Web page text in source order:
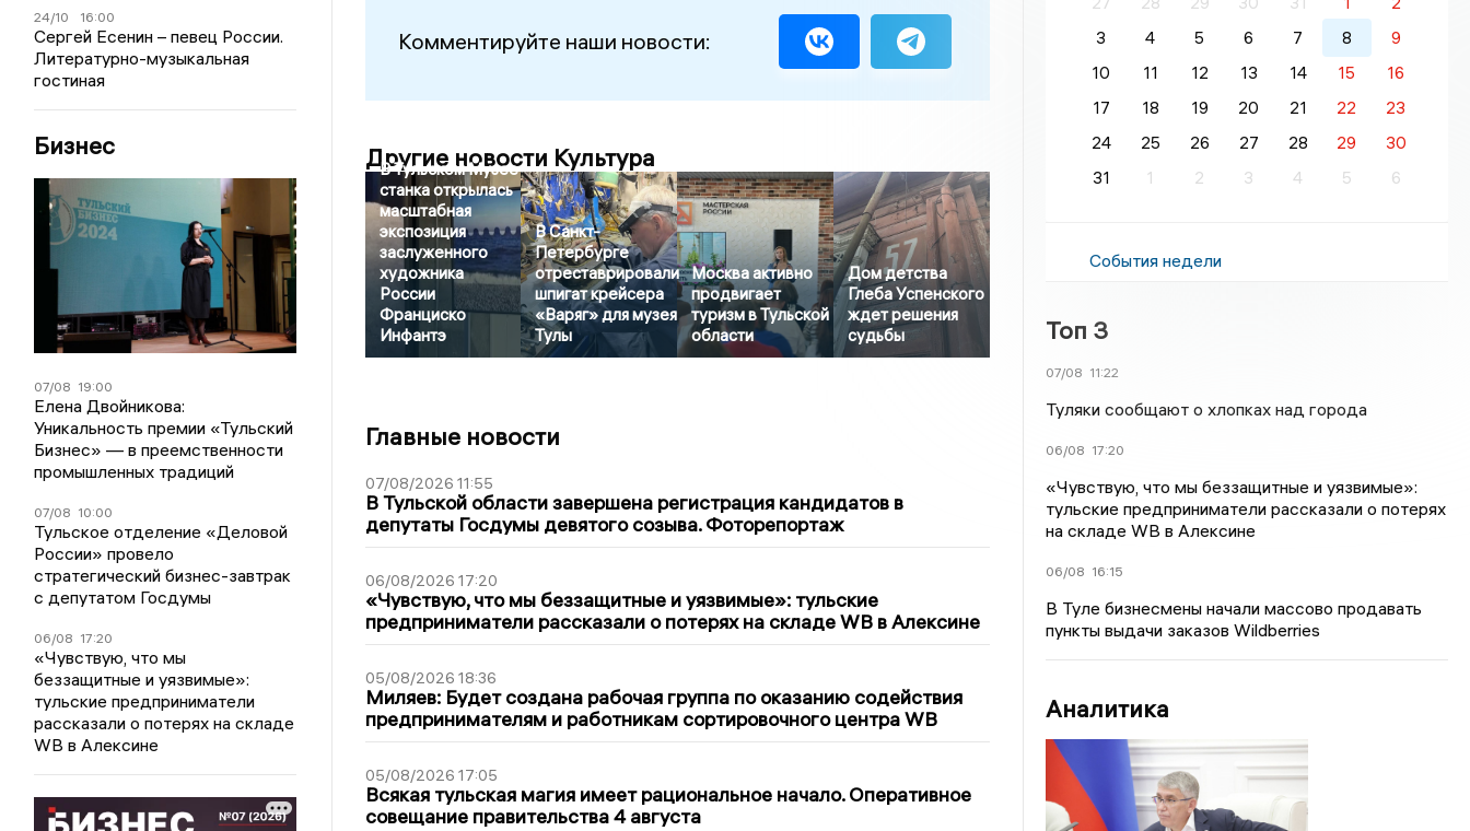
24/10 16:00
Сергей Есенин – певец России.
Литературно-музыкальная
гостиная
Бизнес
07/08 19:00
Елена Двойникова:
Уникальность премии «Тульский
Бизнес» — в преемственности
промышленных традиций
07/08 10:00
Тульское отделение «Деловой
России» провело
стратегический бизнес-завтрак
с депутатом Госдумы
06/08 17:20
«Чувствую, что мы
беззащитные и уязвимые»:
тульские предприниматели
рассказали о потерях на складе
WB в Алексине
Комментируйте наши новости:
Другие новости Культура
В Тульском Музее
станка открылась
масштабная
экспозиция
заслуженного
художника
России
Франциско
Инфантэ
В Санкт-
Петербурге
отреставрировали
шпигат крейсера
«Варяг» для музея
Тулы
Москва активно
продвигает
туризм в Тульской
области
Дом детства
Глеба Успенского
ждет решения
судьбы
Главные новости
07/08/2026 11:55
В Тульской области завершена регистрация кандидатов в
депутаты Госдумы девятого созыва. Фоторепортаж
06/08/2026 17:20
«Чувствую, что мы беззащитные и уязвимые»: тульские
предприниматели рассказали о потерях на складе WB в Алексине
05/08/2026 18:36
Миляев: Будет создана рабочая группа по оказанию содействия
предпринимателям и работникам сортировочного центра WB
05/08/2026 17:05
Всякая тульская магия имеет рациональное начало. Оперативное
совещание правительства 4 августа
3
4 5 6 7 8
9
10
11 12 13 14 15
16
17
18 19 20 21 22
23
24
25 26 27 28 29
30
31
1 2 3 4 5 6
События недели
Топ 3
07/08 11:22
Туляки сообщают о хлопках над города
06/08 17:20
«Чувствую, что мы беззащитные и уязвимые»:
тульские предприниматели рассказали о потерях
на складе WB в Алексине
06/08 16:15
В Туле бизнесмены начали массово продавать
пункты выдачи заказов Wildberries
Аналитика